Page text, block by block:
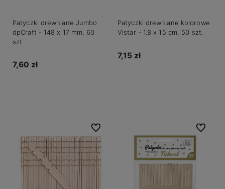
Patyczki drewniane Jumbo
dpCraft - 148 x 17 mm, 60
szt.
7,60 zł
Patyczki drewniane kolorowe
Vistar - 1.8 x 15 cm, 50 szt.
7,15 zł
Do ulubionych Do